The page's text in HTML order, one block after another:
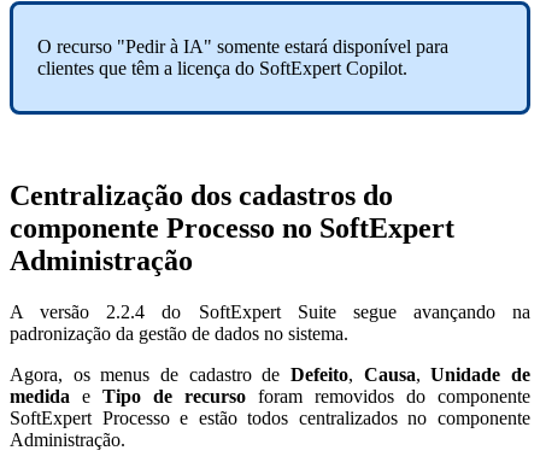
O recurso "Pedir à IA" somente estará disponível para
clientes que têm a licença do SoftExpert Copilot.
Centralização dos cadastros do
componente Processo no SoftExpert
Administração
A versão 2.2.4 do SoftExpert Suite segue avançando na
padronização da gestão de dados no sistema.
Agora, os menus de cadastro de Defeito, Causa,Unidade de
medida e Tipo de recurso foram removidos do componente
SoftExpert Processo e estão todos centralizados no componente
Administração.